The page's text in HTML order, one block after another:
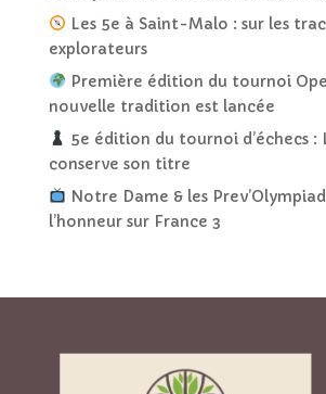
Les 5e à Saint-Malo : sur les
explorateurs
Première édition du tournoi
nouvelle tradition est lancée
5e édition du tournoi d’échecs :
conserve son titre
Notre Dame & les
l’honneur sur France 3